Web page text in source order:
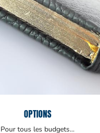
OPTIONS
Pour tous les budgets…